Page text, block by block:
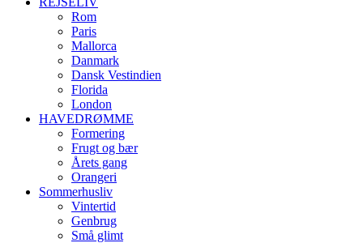
Rom
Paris
Mallorca
Danmark
Dansk Vestindien
Florida
London
HAVEDRØMME
Formering
Frugt og bær
Årets gang
Orangeri
Sommerhusliv
Vintertid
Genbrug
Små glimt